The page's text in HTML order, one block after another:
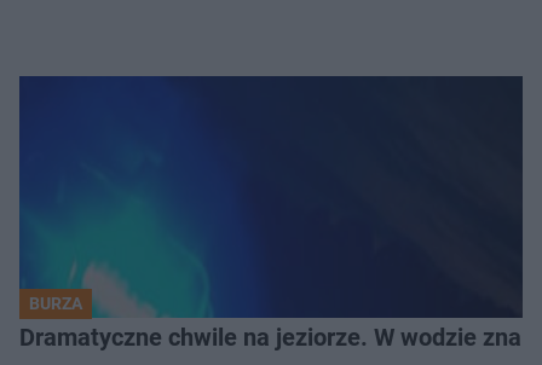
BURZA
Dramatyczne chwile na jeziorze. W wodzie